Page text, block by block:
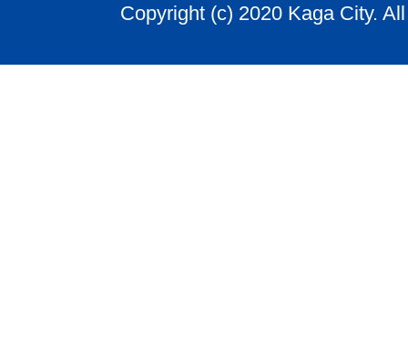
Copyright (c) 2020 Kaga City.